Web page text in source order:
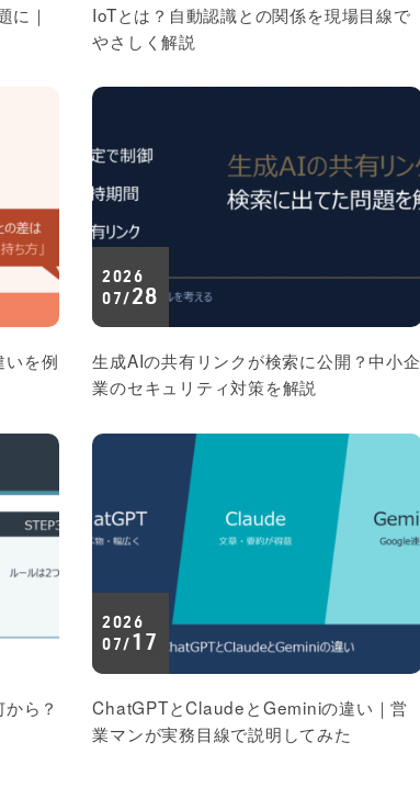
に｜
IoTとは？自動認識との関係を現場目線で
やさしく解説
いを例
2026
07/28
生成AIの共有リンクが検索に公開？中小企
業のセキュリティ対策を解説
ら？
2026
07/ 17
ChatGPTとClaudeとGeminiの違い｜営
業マンが実務目線で説明してみた